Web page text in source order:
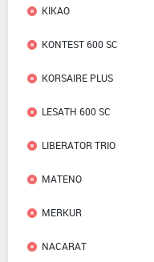
KIKAO
KONTEST 600 SC
KORSAIRE PLUS
LESATH 600 SC
LIBERATOR TRIO
MATENO
MERKUR
NACARAT